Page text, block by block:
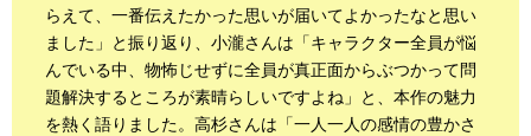
らえて、一番伝えたかった思いが届いてよかったなと思い
ました」と振り返り、小瀧さんは「キャラクター全員が悩
んでいる中、物怖じせずに全員が真正面からぶつかって問
題解決するところが素晴らしいですよね」と、本作の魅力
を熱く語りました。高杉さんは「一人一人の感情の豊かさ